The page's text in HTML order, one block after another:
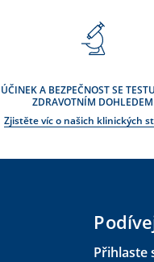
ÚČINEK A BEZPEČNOST SE
ZDRAVOTNÍM DOHLEDEM
Zjistěte víc o našich klinických
Přihlaste